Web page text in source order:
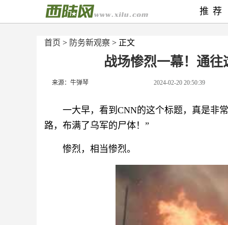
首页 > 防务新观察 > 正文
战场惨烈一幕！通
来源：牛弹琴 2024-02-20 20:50:39
一大早，看到CNN的这个标题，真是非
路，布满了乌军的尸体！”
惨烈，相当惨烈。
推荐